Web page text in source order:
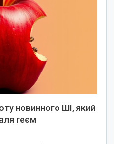
новинного ШІ, який
геєм